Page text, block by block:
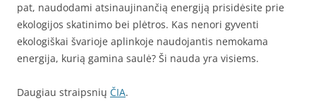
pat, naudodami atsinaujinančią energiją prisidėsite prie
ekologijos skatinimo bei plėtros. Kas nenori gyventi
ekologiškai švarioje aplinkoje naudojantis nemokama
energija, kurią gamina saulė? Ši nauda yra visiems.
Daugiau straipsnių ČIA.